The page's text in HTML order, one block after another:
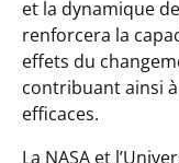
et la dynamique
renforcera la
effets du
contribuant ainsi
efficaces.
La NASA et